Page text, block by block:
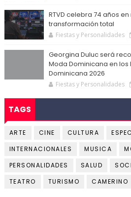
RTVD celebra 74 años
transformación total
Fiestas y Personalidades
Georgina Duluc será
Moda Dominicana en los
Dominicana 2026
Fiestas y Personalidades
TAGS
ARTE CINE CULTURA
INTERNACIONALES
MUSICA
PERSONALIDADES
SALUD
TEATRO
TURISMO CAMERINO